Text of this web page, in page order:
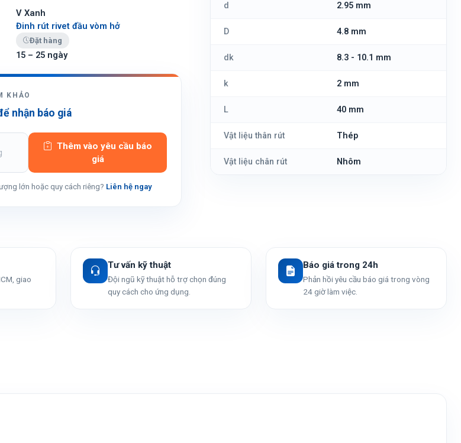
V Xanh
Đinh rút rivet đầu vòm hở
Đặt hàng
15 – 25 ngày
KHẢO
nhận báo giá
Thêm vào yêu cầu báo
giá
lớn hoặc quy cách riêng? Liên hệ ngay
d 2.95 mm
D 4.8 mm
dk 8.3 - 10.1 mm
k 2 mm
L 40 mm
Vật liệu thân rút Thép
Vật liệu chân rút Nhôm
giao
Tư vấn kỹ thuật
Đội ngũ kỹ thuật hỗ trợ chọn đúng
quy cách cho ứng dụng.
Báo giá trong 24h
Phản hồi yêu cầu báo giá trong vòng
24 giờ làm việc.